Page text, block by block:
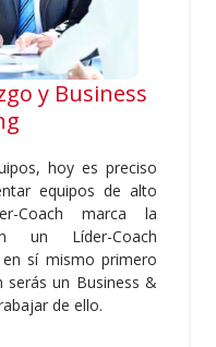
y Business
hoy es preciso
equipos de alto
Coach marca la
un Líder-Coach
sí mismo primero
serás un Business &
de ello.